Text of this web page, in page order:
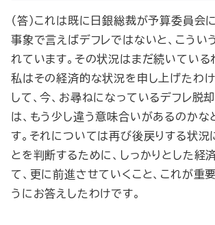
（答）これは既に日銀総裁が予算委員会
事象で言えばデフレではないと、こうい
れています。その状況はまだ続いている
私はその経済的な状況を申し上げたわけ
して、今、お尋ねになっているデフレ脱
は、もう少し違う意味合いがあるのかな
す。それについては再び後戻りする状況
とを判断するために、しっかりとした経
て、更に前進させていくこと、これが重
うにお答えしたわけです。